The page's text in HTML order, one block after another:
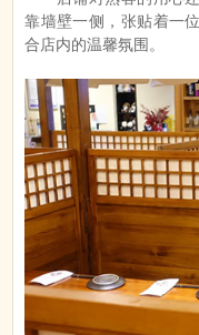
靠墙壁一侧，张贴着一
合店内的温馨氛围。